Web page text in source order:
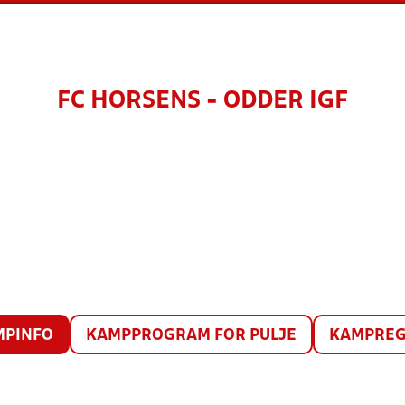
FC HORSENS - ODDER IGF
KAMPPROGRAM FOR PULJE